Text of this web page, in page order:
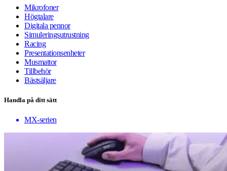
Mikrofoner
Högtalare
Digitala pennor
Simuleringsutrustning
Racing
Presentationsenheter
Musmattor
Tillbehör
Bästsäljare
Handla på ditt sätt
MX-serien